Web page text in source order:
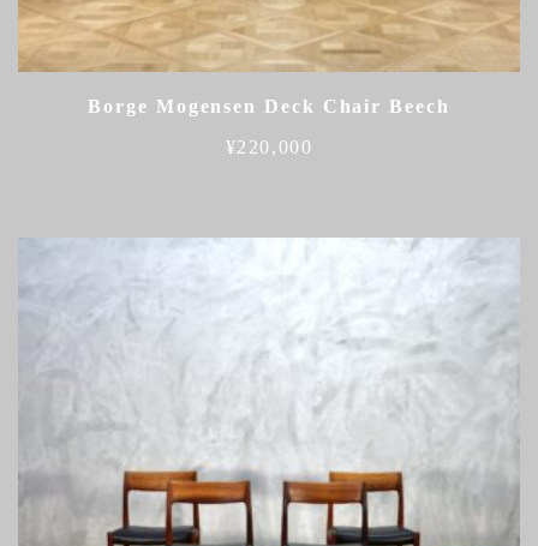
Borge Mogensen Deck Chair Beech
¥220,000